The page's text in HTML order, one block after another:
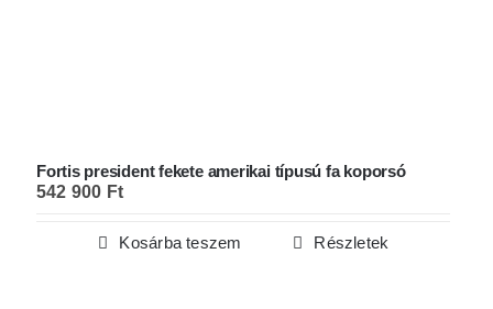
Fortis president fekete amerikai típusú fa koporsó
542 900 Ft
Kosárba teszem Részletek